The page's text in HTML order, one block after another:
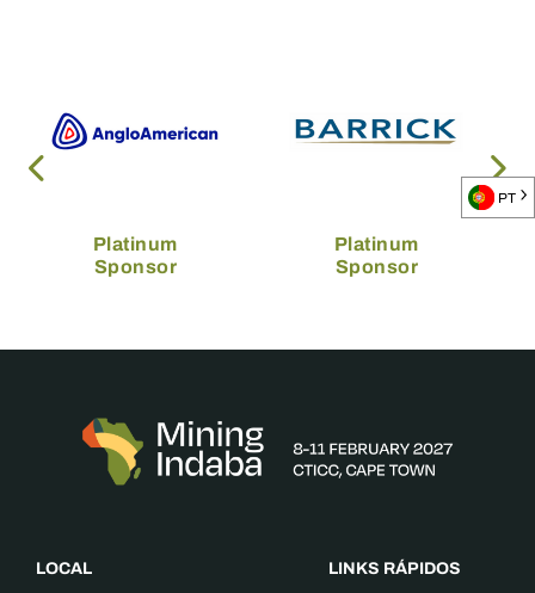
Platinum
Sponsor
Platinum
Sponsor
LOCAL
LINKS RÁPIDOS
PT